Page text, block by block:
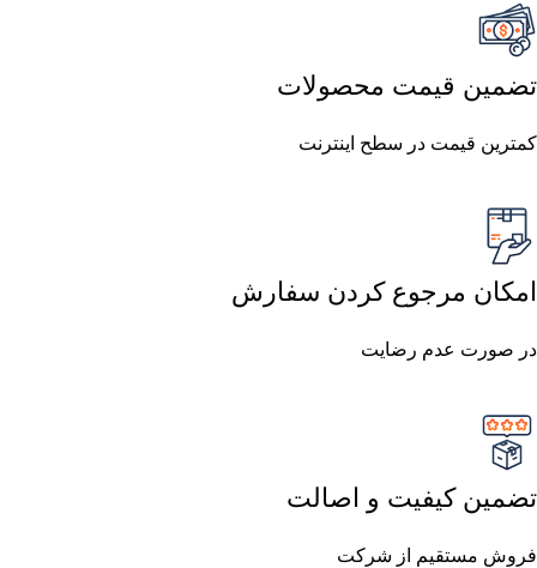
تضمین قیمت محصولات
کمترین قیمت در سطح اینترنت
امکان مرجوع کردن سفارش
در صورت عدم رضایت
تضمین کیفیت و اصالت
فروش مستقیم از شرکت